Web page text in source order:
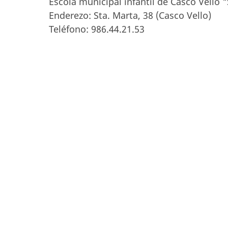
Enderezo: Sta. Marta, 38 (Casco Vello)
Teléfono: 986.44.21.53